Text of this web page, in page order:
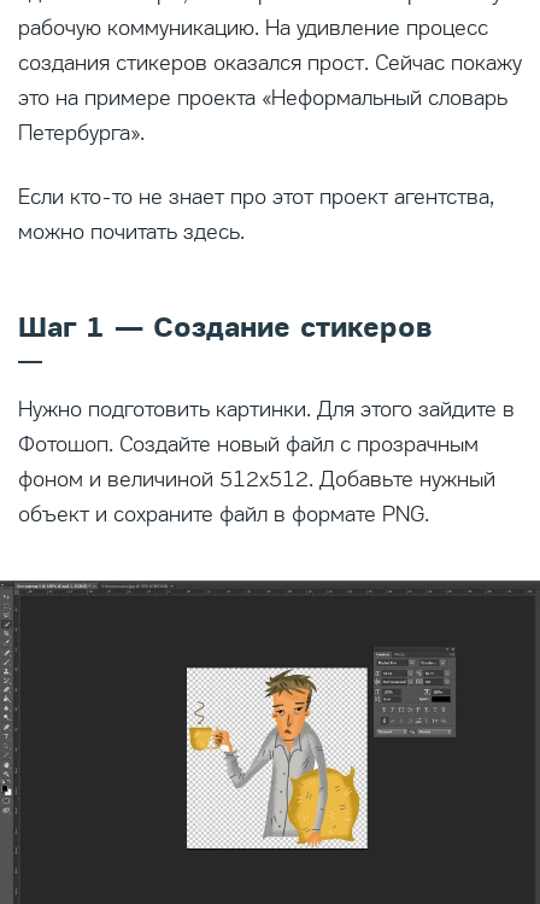
рабочую коммуникацию. На удивление процесс
создания стикеров оказался прост. Сейчас покажу
это на примере проекта «Неформальный словарь
Петербурга».
Если кто-то не знает про этот проект агентства,
можно почитать здесь.
Шаг 1 — Создание стикеров
Нужно подготовить картинки. Для этого зайдите в
Фотошоп. Создайте новый файл с прозрачным
фоном и величиной 512х512. Добавьте нужный
объект и сохраните файл в формате PNG.